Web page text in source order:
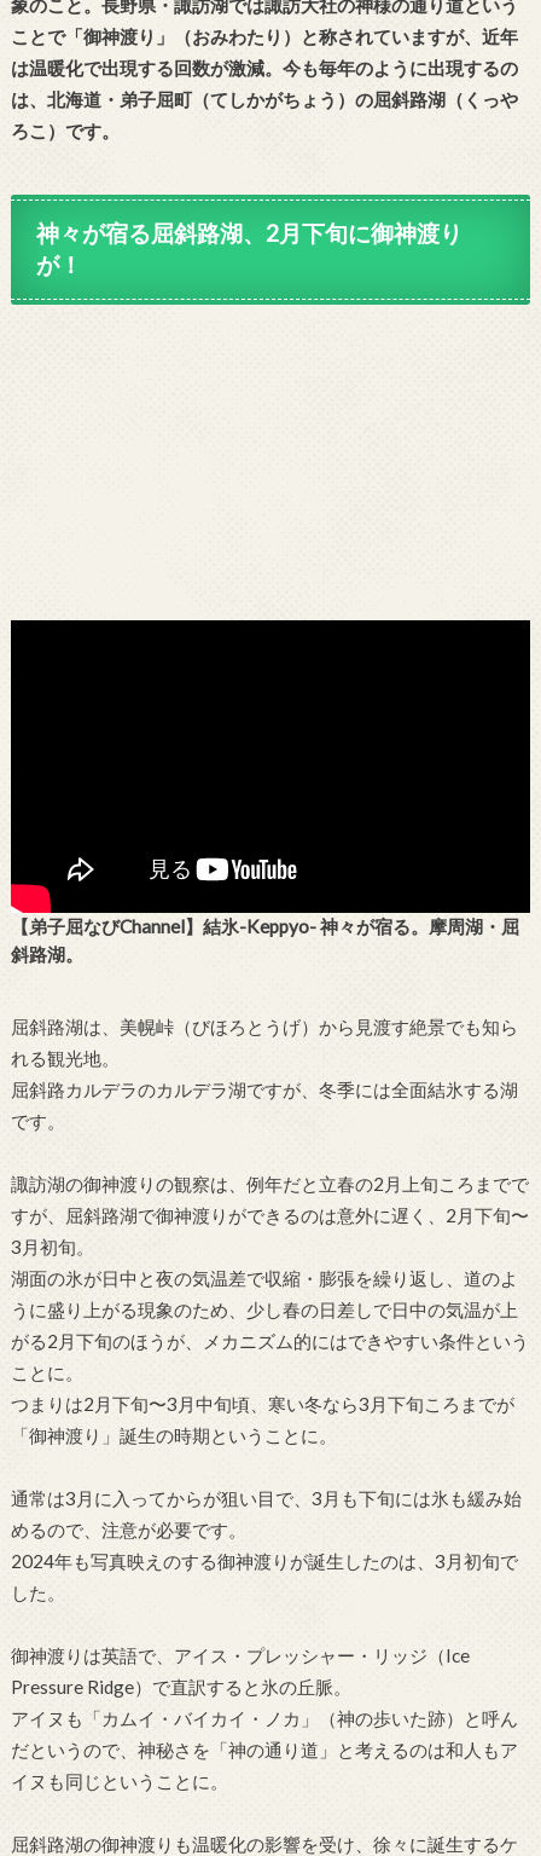
象のこと。長野県・諏訪湖では諏訪大社の神様の通り道という
ことで「御神渡り」（おみわたり）と称されていますが、近年
は温暖化で出現する回数が激減。今も毎年のように出現するの
は、北海道・弟子屈町（てしかがちょう）の屈斜路湖（くっや
ろこ）です。
神々が宿る屈斜路湖、2月下旬に御神渡り
が！
【弟子屈なびChannel】結氷-Keppyo- 神々が宿る。摩周湖・屈
斜路湖。
屈斜路湖は、美幌峠（びほろとうげ）から見渡す絶景でも知ら
れる観光地。
屈斜路カルデラのカルデラ湖ですが、冬季には全面結氷する湖
です。
諏訪湖の御神渡りの観察は、例年だと立春の2月上旬ころまでで
すが、屈斜路湖で御神渡りができるのは意外に遅く、2月下旬〜
3月初旬。
湖面の氷が日中と夜の気温差で収縮・膨張を繰り返し、道のよ
うに盛り上がる現象のため、少し春の日差しで日中の気温が上
がる2月下旬のほうが、メカニズム的にはできやすい条件という
ことに。
つまりは2月下旬〜3月中旬頃、寒い冬なら3月下旬ころまでが
「御神渡り」誕生の時期ということに。
通常は3月に入ってからが狙い目で、3月も下旬には氷も緩み始
めるので、注意が必要です。
2024年も写真映えのする御神渡りが誕生したのは、3月初旬で
した。
御神渡りは英語で、アイス・プレッシャー・リッジ（Ice
Pressure Ridge）で直訳すると氷の丘脈。
アイヌも「カムイ・バイカイ・ノカ」（神の歩いた跡）と呼ん
だというので、神秘さを「神の通り道」と考えるのは和人もア
イヌも同じということに。
屈斜路湖の御神渡りも温暖化の影響を受け、徐々に誕生するケ